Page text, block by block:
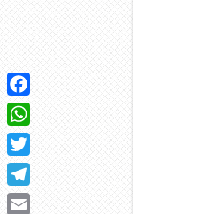
Facebook
WhatsApp
Twitter
Telegram